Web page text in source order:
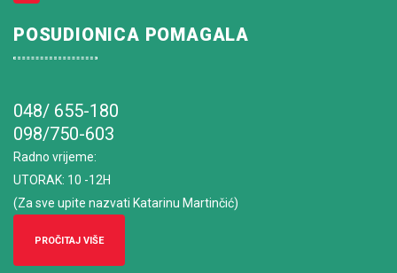
POSUDIONICA POMAGALA
048/ 655-180
098/750-603
Radno vrijeme:
UTORAK: 10 -12H
(Za sve upite nazvati Katarinu Martinčić)
PROČITAJ VIŠE